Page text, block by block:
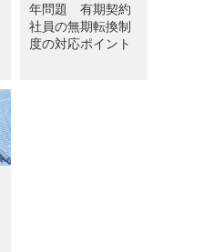
年問題 有期契約
社員の無期転換制
度の対応ポイント